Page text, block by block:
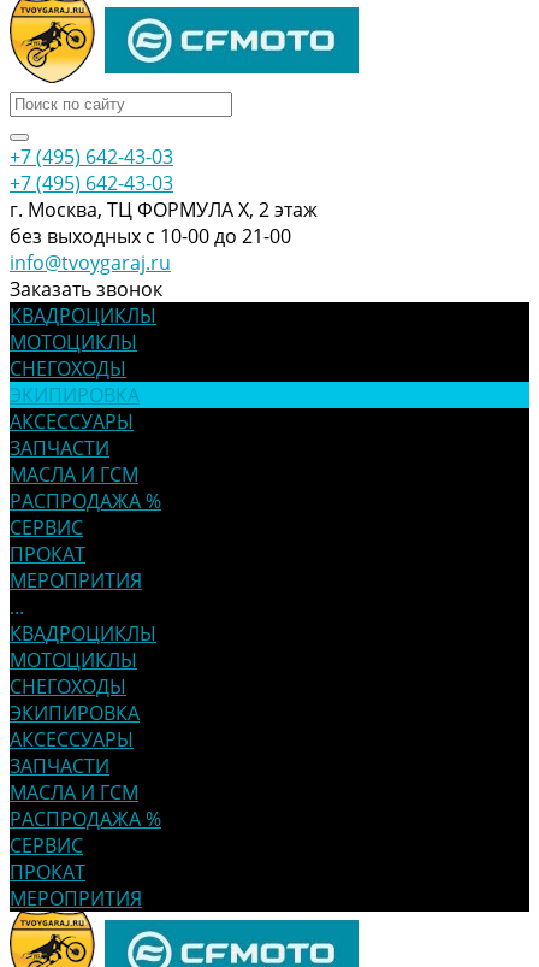
+7 (495) 642-43-03
+7 (495) 642-43-03
г. Москва, ТЦ ФОРМУЛА Х, 2 этаж
без выходных с 10-00 до 21-00
info@tvoygaraj.ru
Заказать звонок
КВАДРОЦИКЛЫ
МОТОЦИКЛЫ
СНЕГОХОДЫ
ЭКИПИРОВКА
АКСЕССУАРЫ
ЗАПЧАСТИ
МАСЛА И ГСМ
РАСПРОДАЖА %
СЕРВИС
ПРОКАТ
МЕРОПРИТИЯ
...
КВАДРОЦИКЛЫ
МОТОЦИКЛЫ
СНЕГОХОДЫ
ЭКИПИРОВКА
АКСЕССУАРЫ
ЗАПЧАСТИ
МАСЛА И ГСМ
РАСПРОДАЖА %
СЕРВИС
ПРОКАТ
МЕРОПРИТИЯ